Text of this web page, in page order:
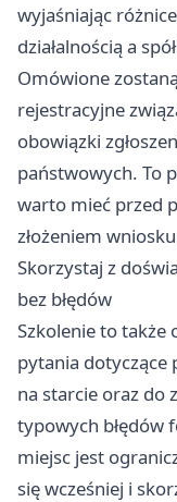
wyjaśniając
działalnością a
Omówione
rejestracyjne
obowiązki
państwowych. To
warto mieć przed
złożeniem
Skorzystaj z
bez błędów
Szkolenie to także
pytania dotyczące
na starcie oraz do
typowych błędów
miejsc jest
się wcześniej i